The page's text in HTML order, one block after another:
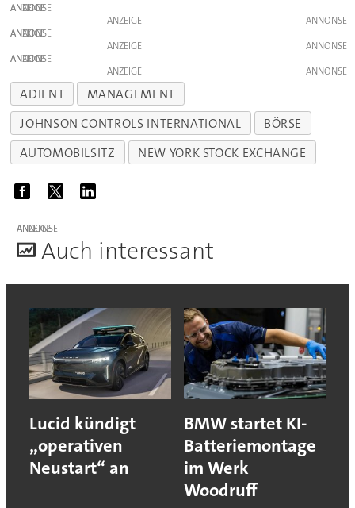
ANZEIGE
ANZEIGE
ANZEIGE
ANZEIGE
ANZEIGE
ANZEIGE
ADIENT
MANAGEMENT
JOHNSON CONTROLS INTERNATIONAL
BÖRSE
AUTOMOBILSITZ
NEW YORK STOCK EXCHANGE
ANZEIGE
Auch interessant
Lucid kündigt
„operativen
Neustart“ an
BMW startet KI-
Batteriemontage
im Werk
Woodruff